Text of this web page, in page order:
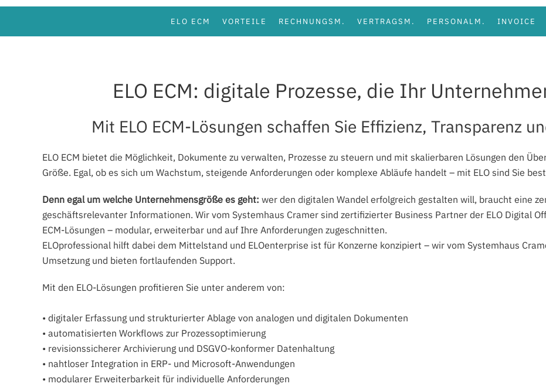
ELO ECM VORTEILE RECHNUNGSM. VERTRAGSM. PERSONALM. INVOICE
ELO ECM: digitale Prozesse, die Ihr
Mit ELO ECM-Lösungen schaffen Sie Effizienz, Transparenz
ELO ECM bietet die Möglichkeit, Dokumente zu verwalten, Prozesse zu steuern und mit skalierbaren Lösungen den
Größe. Egal, ob es sich um Wachstum, steigende Anforderungen oder komplexe Abläufe handelt – mit ELO sind Sie
Denn egal um welche Unternehmensgröße es geht: wer den digitalen Wandel erfolgreich gestalten will, braucht eine
geschäftsrelevanter Informationen. Wir vom Systemhaus Cramer sind zertifizierter Business Partner der ELO Digital
ECM-Lösungen – modular, erweiterbar und auf Ihre Anforderungen zugeschnitten.
ELOprofessional hilft dabei dem Mittelstand und ELOenterprise ist für Konzerne konzipiert – wir vom Systemhaus
Umsetzung und bieten fortlaufenden Support.
Mit den ELO-Lösungen profitieren Sie unter anderem von:
• digitaler Erfassung und strukturierter Ablage von analogen und digitalen Dokumenten
• automatisierten Workflows zur Prozessoptimierung
• revisionssicherer Archivierung und DSGVO-konformer Datenhaltung
• nahtloser Integration in ERP- und Microsoft-Anwendungen
• modularer Erweiterbarkeit für individuelle Anforderungen